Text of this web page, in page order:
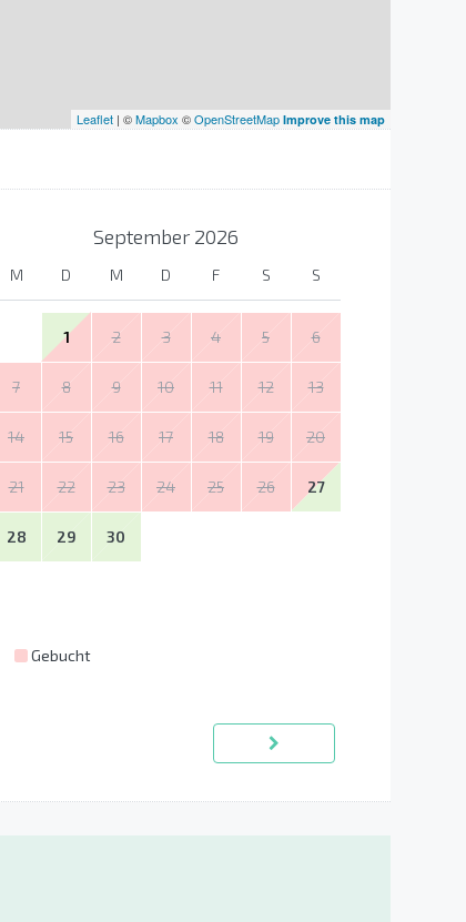
Leaflet | ©Mapbox ©OpenStreetMap Improve this map
September 2026
M D M D F S S
1 2 3 4 5 6
7 8 9 10 11 12 13
14 15 16 17 18 19 20
21 22 23 24 25 26 27
28 29 30
Gebucht